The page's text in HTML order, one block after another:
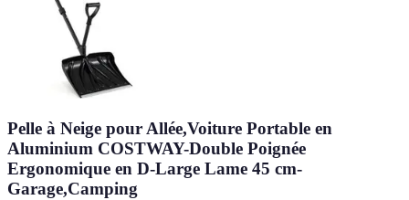
Pelle à Neige pour Allée,Voiture Portable en
Aluminium COSTWAY-Double Poignée
Ergonomique en D-Large Lame 45 cm-
Garage,Camping